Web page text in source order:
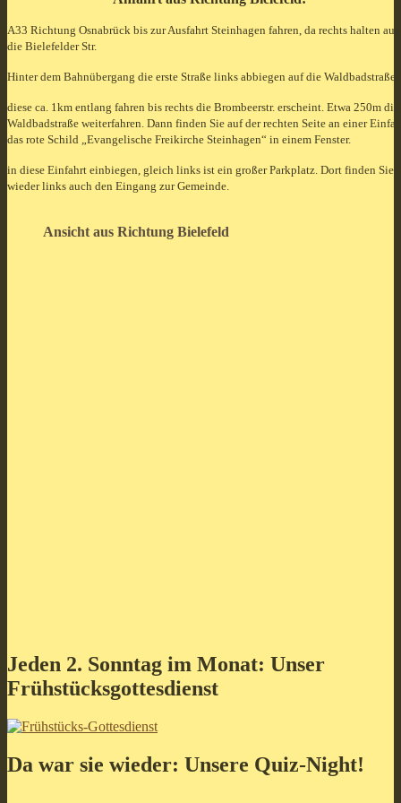
A33 Richtung Osnabrück bis zur Ausfahrt Steinhagen fahren, da rechts halten auf
die Bielefelder Str.
Hinter dem Bahnübergang die erste Straße links abbiegen auf die Waldbadstraße,
diese ca. 1km entlang fahren bis rechts die Brombeerstr. erscheint. Etwa 250m die
Waldbadstraße weiterfahren. Dann finden Sie auf der rechten Seite an einer
das rote Schild „Evangelische Freikirche Steinhagen“ in einem Fenster.
in diese Einfahrt einbiegen, gleich links ist ein großer Parkplatz. Dort finden Sie
wieder links auch den Eingang zur Gemeinde.
Ansicht aus Richtung Bielefeld
Jeden 2. Sonntag im Monat: Unser
Frühstücksgottesdienst
Da war sie wieder: Unsere Quiz-Night!